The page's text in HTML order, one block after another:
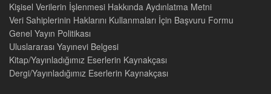
Kişisel Verilerin İşlenmesi Hakkında Aydınlatma Metni
Veri Sahiplerinin Haklarını Kullanmaları İçin Başvuru Formu
Genel Yayın Politikası
Uluslararası Yayınevi Belgesi
Kitap/Yayınladığımız Eserlerin Kaynakçası
Dergi/Yayınladığımız Eserlerin Kaynakçası